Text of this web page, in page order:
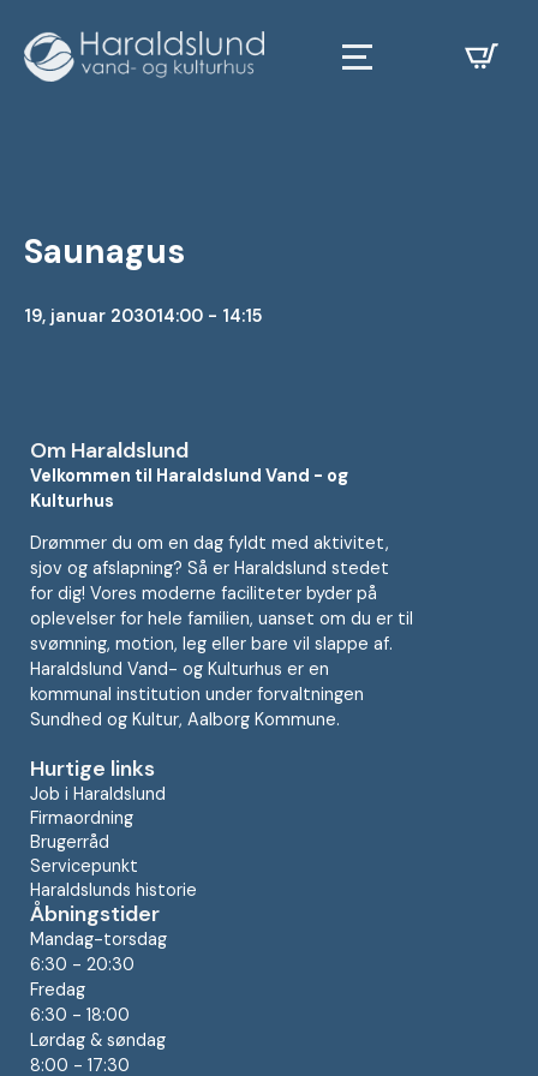
Saunagus
19, januar 203014:00 - 14:15
Om Haraldslund
Velkommen til Haraldslund Vand - og
Kulturhus
Drømmer du om en dag fyldt med aktivitet,
sjov og afslapning? Så er Haraldslund stedet
for dig! Vores moderne faciliteter byder på
oplevelser for hele familien, uanset om du er til
svømning, motion, leg eller bare vil slappe af.
Haraldslund Vand- og Kulturhus er en
kommunal institution under forvaltningen
Sundhed og Kultur, Aalborg Kommune.
Hurtige links
Job i Haraldslund
Firmaordning
Brugerråd
Servicepunkt
Haraldslunds historie
Åbningstider
Mandag-torsdag
6:30 - 20:30
Fredag
6:30 - 18:00
Lørdag & søndag
8:00 - 17:30